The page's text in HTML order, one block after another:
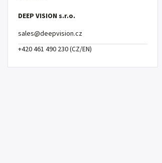
DEEP VISION s.r.o.
sales@deepvision.cz
+420 461 490 230 (CZ/EN)